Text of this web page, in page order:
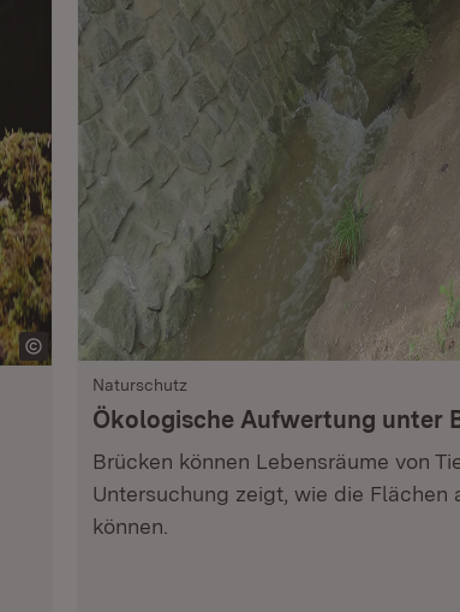
Naturschutz
Ökologische Aufwertung unter
Brücken können Lebensräume von
Untersuchung zeigt, wie die Flächen
können.